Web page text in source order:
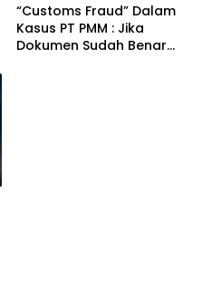
“Customs Fraud” Dalam
Kasus PT PMM : Jika
Dokumen Sudah Benar